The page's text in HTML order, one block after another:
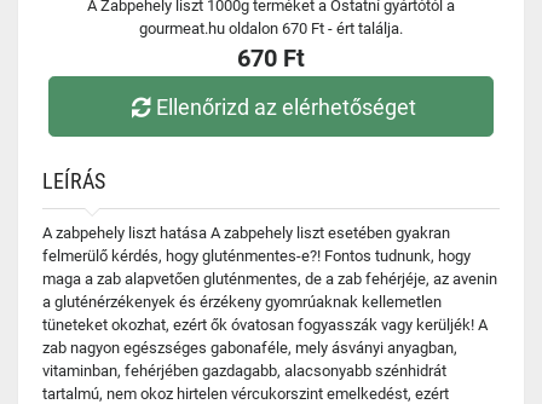
A Zabpehely liszt 1000g terméket a Ostatní gyártótól a
gourmeat.hu oldalon 670 Ft - ért találja.
670 Ft
Ellenőrizd az elérhetőséget
LEÍRÁS
A zabpehely liszt hatása A zabpehely liszt esetében gyakran
felmerülő kérdés, hogy gluténmentes-e?! Fontos tudnunk, hogy
maga a zab alapvetően gluténmentes, de a zab fehérjéje, az avenin
a gluténérzékenyek és érzékeny gyomrúaknak kellemetlen
tüneteket okozhat, ezért ők óvatosan fogyasszák vagy kerüljék! A
zab nagyon egészséges gabonaféle, mely ásványi anyagban,
vitaminban, fehérjében gazdagabb, alacsonyabb szénhidrát
tartalmú, nem okoz hirtelen vércukorszint emelkedést, ezért